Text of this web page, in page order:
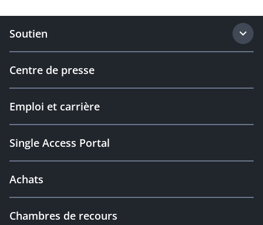
Soutien
Centre de presse
Emploi et carrière
Single Access Portal
Achats
Chambres de recours